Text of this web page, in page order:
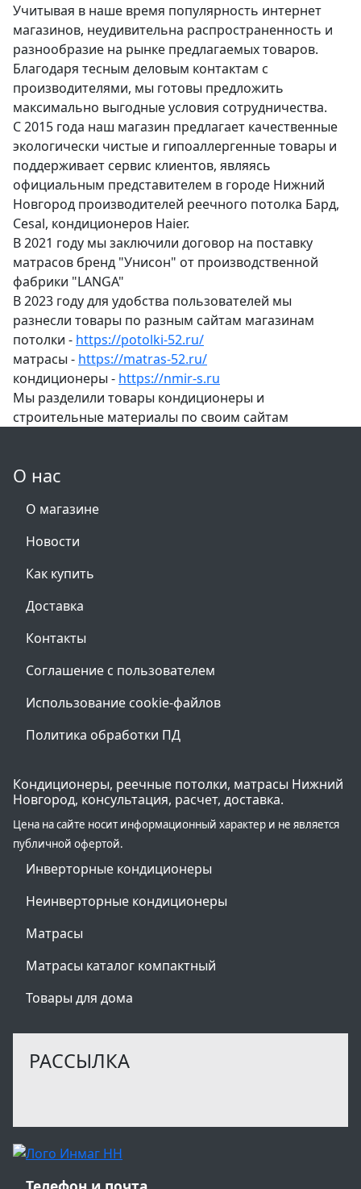
Учитывая в наше время популярность интернет
магазинов, неудивительна распространенность и
разнообразие на рынке предлагаемых товаров.
Благодаря тесным деловым контактам с
производителями, мы готовы предложить
максимально выгодные условия сотрудничества.
С 2015 года наш магазин предлагает качественные
экологически чистые и гипоаллергенные товары и
поддерживает сервис клиентов, являясь
официальным представителем в городе Нижний
Новгород производителей реечного потолка Бард,
Cesal, кондиционеров Haier.
В 2021 году мы заключили договор на поставку
матрасов бренд "Унисон" от производственной
фабрики "LANGA"
В 2023 году для удобства пользователей мы
разнесли товары по разным сайтам магазинам
потолки - https://potolki-52.ru/
матрасы - https://matras-52.ru/
кондиционеры - https://nmir-s.ru
Мы разделили товары кондиционеры и
строительные материалы по своим сайтам
О нас
О магазине
Новости
Как купить
Доставка
Контакты
Соглашение с пользователем
Использование cookie-файлов
Политика обработки ПД
Кондиционеры, реечные потолки, матрасы Нижний
Новгород, консультация, расчет, доставка.
Цена на сайте носит информационный характер и не является
публичной офертой.
Инверторные кондиционеры
Неинверторные кондиционеры
Матрасы
Матрасы каталог компактный
Товары для дома
РАССЫЛКА